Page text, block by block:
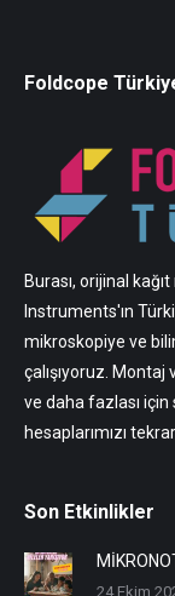
Foldcope
Burası, orijinal
Instruments'ın
mikroskopiye ve
çalışıyoruz.
ve daha fazlası için
hesaplarımızı
Son Etkinlikler
24 Ekim